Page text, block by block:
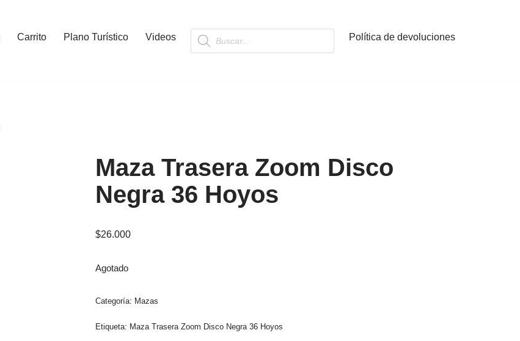
Carrito Plano Turístico Videos Política de devoluciones
Maza Trasera Zoom Disco
Negra 36 Hoyos
$26.000
Agotado
Categoría: Mazas
Etiqueta: Maza Trasera Zoom Disco Negra 36 Hoyos